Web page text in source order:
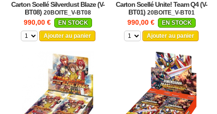
Carton Scellé Silverdust Blaze (V-
BT08) 20BOITE_V-BT08
990,00 €
EN STOCK
Ajouter au panier
Carton Scellé Unite! Team Q4 (V-
BT01) 20BOITE_V-BT01
990,00 €
EN STOCK
Ajouter au panier